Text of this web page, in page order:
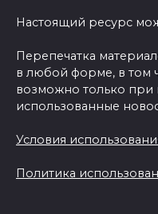
Настоящий ресурс
Перепечатка
в любой форме, в том
возможно только при
использованные
Условия
Политика